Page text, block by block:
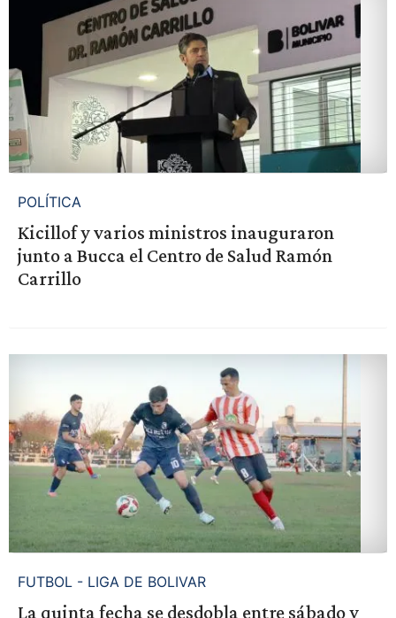
POLÍTICA
Kicillof y varios ministros inauguraron
junto a Bucca el Centro de Salud Ramón
Carrillo
FUTBOL - LIGA DE BOLIVAR
La quinta fecha se desdobla entre sábado y